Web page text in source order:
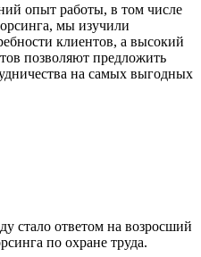
опыт работы, в том числе
мы изучили
клиентов, а высокий
позволяют предложить
на самых выгодных
стало ответом на возросший
по охране труда.